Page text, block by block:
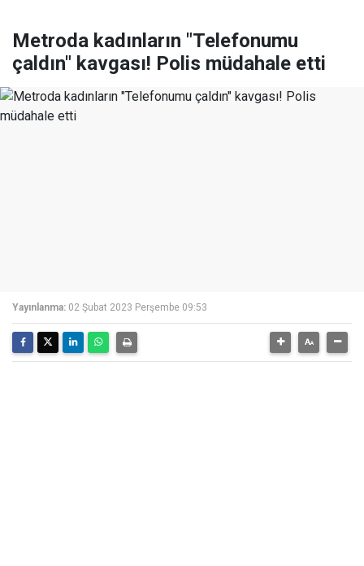
Metroda kadınların "Telefonumu
çaldın" kavgası! Polis müdahale etti
Yayınlanma: 02 Şubat 2023 Perşembe 09:53